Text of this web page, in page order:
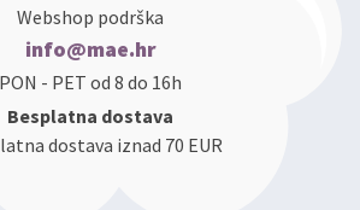
Webshop podrška
info@mae.hr
PON - PET od 8 do 16h
Besplatna dostava
dostava iznad 70 EUR